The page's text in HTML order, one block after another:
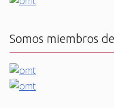
Somos miembros de